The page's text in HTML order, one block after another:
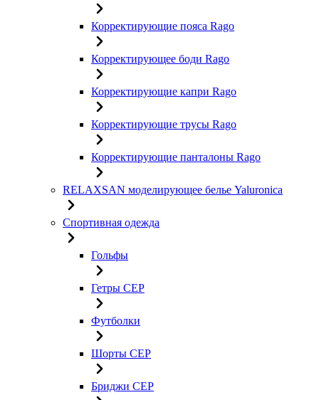
Корректирующие пояса Rago
Корректирующее боди Rago
Корректирующие капри Rago
Корректирующие трусы Rago
Корректирующие панталоны Rago
RELAXSAN моделирующее белье Yaluroniсa
Спортивная одежда
Гольфы
Гетры CEP
Футболки
Шорты CEP
Бриджи CEP